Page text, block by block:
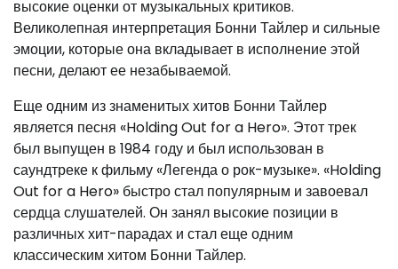
высокие оценки от музыкальных критиков.
Великолепная интерпретация Бонни Тайлер и сильные
эмоции, которые она вкладывает в исполнение этой
песни, делают ее незабываемой.
Еще одним из знаменитых хитов Бонни Тайлер
является песня «Holding Out for a Hero». Этот трек
был выпущен в 1984 году и был использован в
саундтреке к фильму «Легенда о рок-музыке». «Holding
Out for a Hero» быстро стал популярным и завоевал
сердца слушателей. Он занял высокие позиции в
различных хит-парадах и стал еще одним
классическим хитом Бонни Тайлер.